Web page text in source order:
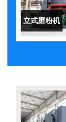
立式磨粉机